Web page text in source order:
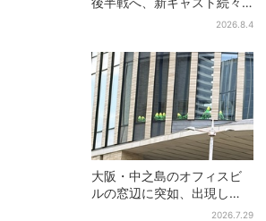
「豊臣兄弟！」振り返り＆
2026.8.4
大阪・中之島のオフィスビ
ルの窓辺に突如、出現し
た……巨大インコ「何かい
2026.7.29